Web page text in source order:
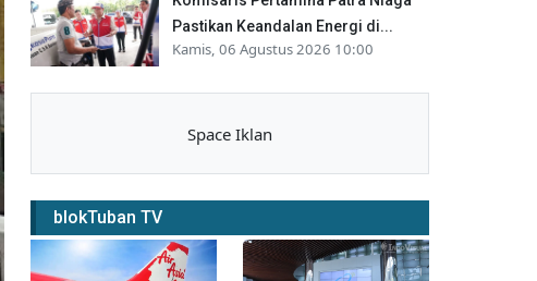
Pastikan Keandalan Energi di...
Kamis, 06 Agustus 2026 10:00
Space Iklan
blokTuban TV